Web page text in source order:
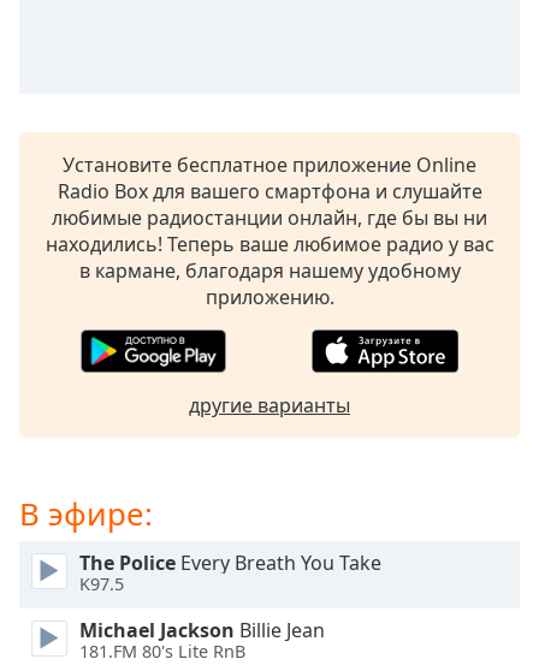
Playback
Chapters
Chapters
descriptions
Subtitles
settings,
opens
subtitles
settings
dialog
subtitles
Установите бесплатное приложение Online
Radio Box для вашего смартфона и слушайте
любимые радиостанции онлайн, где бы вы ни
находились! Теперь ваше любимое радио у вас
в кармане, благодаря нашему удобному
приложению.
другие варианты
В эфире:
The Police Every Breath You Take
K97.5
Michael Jackson Billie Jean
181.FM 80's Lite RnB